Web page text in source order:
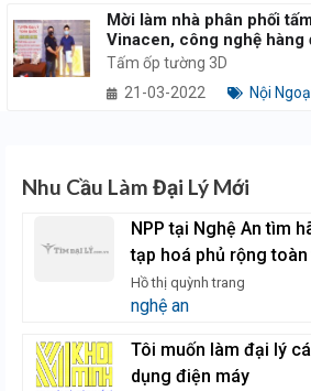
Mời làm nhà phân phối
Vinacen, công nghệ hàng
Tấm ốp tường 3D
21-03-2022
Nội
Nhu Cầu Làm Đại Lý Mới
NPP tại Nghệ An tìm
tạp hoá phủ rộng toàn
Hồ thị quỳnh trang
nghệ an
Tôi muốn làm đại lý
dụng điện máy